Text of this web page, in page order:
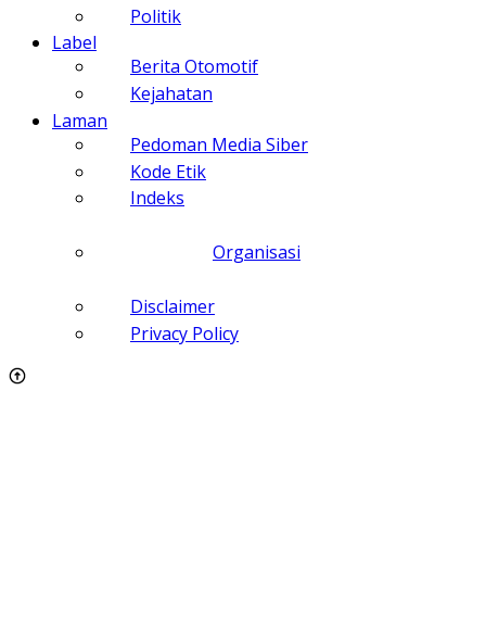
Politik
Label
Berita Otomotif
Kejahatan
Laman
Pedoman Media Siber
Kode Etik
Indeks
Organisasi
Disclaimer
Privacy Policy